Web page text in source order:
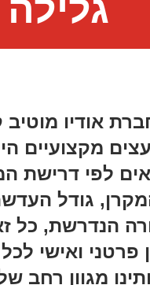
גלילה
אודיו מוטיב
מקצועיים
לפי דרישת
גודל
הנדרשת, כל
פרטני ואישי
מגוון רחב